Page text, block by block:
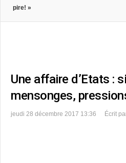
pire! »
Une affaire d’Etats :
mensonges,
jeudi 28 décembre 2017 13:36 Écrit